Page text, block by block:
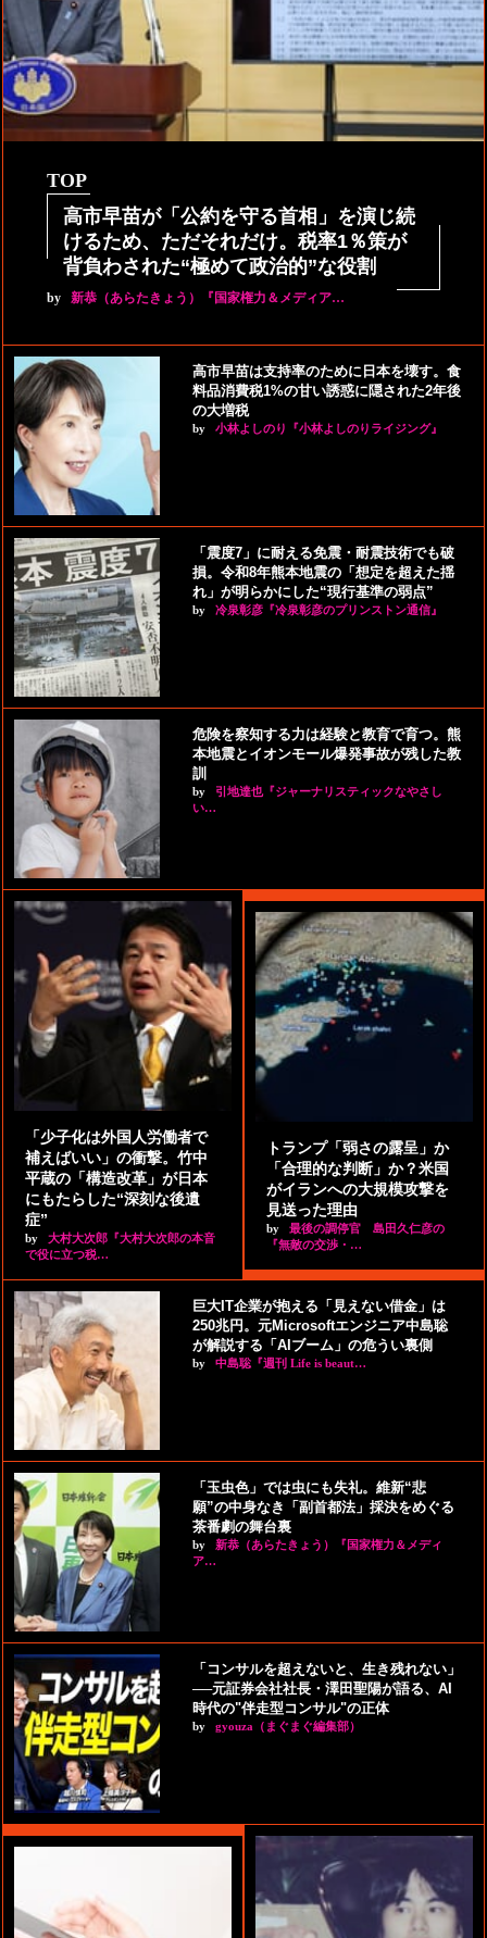
TOP
高市早苗が「公約を守る首相」を演じ続
けるため、ただそれだけ。税率1％策が
背負わされた“極めて政治的”な役割
by 新恭（あらたきょう）『国家権力＆メディア…
高市早苗は支持率のために日本を壊す。食
料品消費税1%の甘い誘惑に隠された2年後
の大増税
by 小林よしのり『小林よしのりライジング』
「震度7」に耐える免震・耐震技術でも破
損。令和8年熊本地震の「想定を超えた揺
れ」が明らかにした“現行基準の弱点”
by 冷泉彰彦『冷泉彰彦のプリンストン通信』
危険を察知する力は経験と教育で育つ。熊
本地震とイオンモール爆発事故が残した教
訓
by
引地達也『ジャーナリスティックなやさし
い…
「少子化は外国人労働者で
補えばいい」の衝撃。竹中
平蔵の「構造改革」が日本
にもたらした“深刻な後遺
症”
by
大村大次郎『大村大次郎の本音
で役に立つ税…
トランプ「弱さの露呈」か
「合理的な判断」か？米国
がイランへの大規模攻撃を
見送った理由
by
最後の調停官 島田久仁彦の
『無敵の交渉・…
巨大IT企業が抱える「見えない借金」は
250兆円。元Microsoftエンジニア中島聡
が解説する「AIブーム」の危うい裏側
by 中島聡『週刊 Life is beaut…
「玉虫色」では虫にも失礼。維新“悲
願”の中身なき「副首都法」採決をめぐる
茶番劇の舞台裏
by
新恭（あらたきょう）『国家権力＆メディ
ア…
「コンサルを超えないと、生き残れない」
──元証券会社社長・澤田聖陽が語る、AI
時代の"伴走型コンサル"の正体
by gyouza（まぐまぐ編集部）